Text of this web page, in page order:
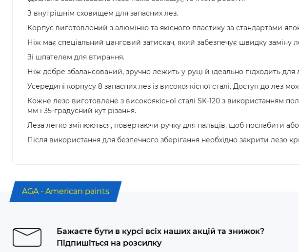
З внутрішнім сховищем для запасних лез.
Корпус виготовлений з алюмінію та якісного пластику за стандартами
Ніж має спеціальний цанговий затискач, який забезпечує швидку заміну
Зі шпателем для втирання.
Ніж добре збалансований, зручно лежить у руці й ідеально підходить для
Усередині корпусу 8 запасних лез із високоякісної сталі. Доступ до лез
Кожне лезо виготовлене з високоякісної сталі SK-120 з використанням
мм і 35-градусний кут різання.
Леза легко змінюються, повертаючи ручку для пальців, щоб послабити
Після використання для безпечного зберігання необхідно закрити лезо
AGA - American paints
Бажаєте бути в курсі всіх наших акцій та знижок?
Підпишіться на розсилку